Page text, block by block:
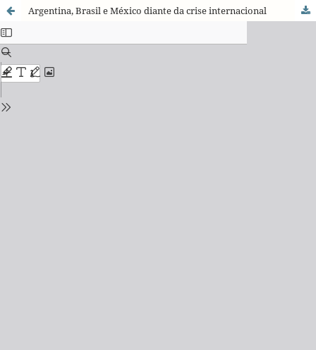
Argentina, Brasil e México diante da crise internacional